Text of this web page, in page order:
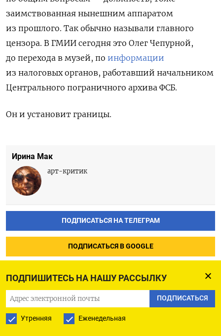
заимствованная нынешним аппаратом
из прошлого. Так обычно называли главного
цензора. В ГМИИ сегодня это Олег Чепурной,
до перехода в музей, по информации
из налоговых органов, работавший начальником
Центрального пограничного архива ФСБ.
Он и установит границы.
Ирина Мак
арт-критик
ПОДПИСАТЬСЯ НА ТЕЛЕГРАМ
ПОДПИСАТЬСЯ В GOOGLE
ЧИТАТЬ ЕЩЕ
МНЕНИЯ АРШАК МАКИЧЯН
ПОДПИШИТЕСЬ НА НАШУ РАССЫЛКУ
ПОДПИСАТЬСЯ
Утренняя Еженедельная